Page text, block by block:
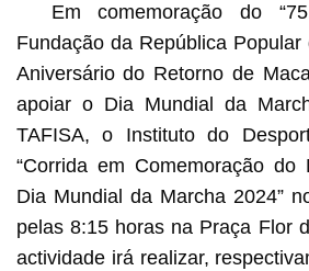
Em comemoração do
Fundação da República Popular
Aniversário do Retorno de
apoiar o Dia Mundial da
TAFISA, o Instituto do
“Corrida em Comemoração
Dia Mundial da Marcha 2024”
pelas 8:15 horas na Praça Flor
actividade irá realizar,